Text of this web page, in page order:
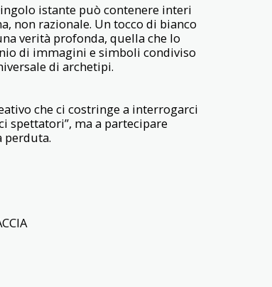
istante può contenere interi
non razionale. Un tocco di bianco
verità profonda, quella che lo
di immagini e simboli condiviso
di archetipi.
che ci costringe a interrogarci
spettatori”, ma a partecipare
perduta.